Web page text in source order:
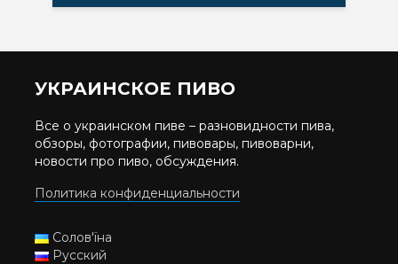
УКРАИНСКОЕ ПИВО
Все о украинском пиве – разновидности пива,
обзоры, фотографии, пивовары, пивоварни,
новости про пиво, обсуждения.
Политика конфиденциальности
Солов'їна
Русский